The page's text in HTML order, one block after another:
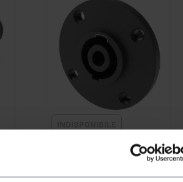
Connettore
femmina Speakon NL4 a 4